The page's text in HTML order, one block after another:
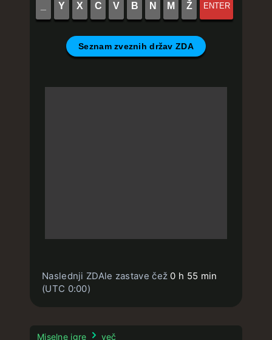
Y X C V B N M Ž ENTER
Seznam zveznih držav ZDA
Naslednji ZDAle zastave čež 0 h 55 min
(UTC 0:00)
Miselne igre več